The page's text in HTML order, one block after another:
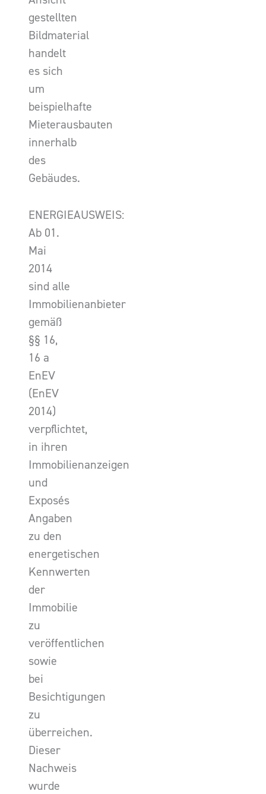
gestellten
Bildmaterial
handelt
es sich
um
beispielhafte
Mieterausbauten
innerhalb
des
Gebäudes.
ENERGIEAUSWEIS:
Ab 01.
Mai
2014
sind alle
Immobilienanbieter
gemäß
§§ 16,
16 a
EnEV
(EnEV
2014)
verpflichtet,
in ihren
Immobilienanzeigen
und
Exposés
Angaben
zu den
energetischen
Kennwerten
der
Immobilie
zu
veröffentlichen
sowie
bei
Besichtigungen
zu
überreichen.
Dieser
Nachweis
wurde